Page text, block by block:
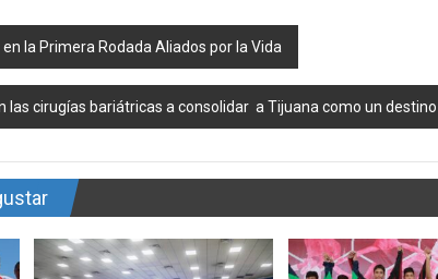
la Primera Rodada Aliados por la Vida
las cirugías bariátricas a consolidar a Tijuana como un destino